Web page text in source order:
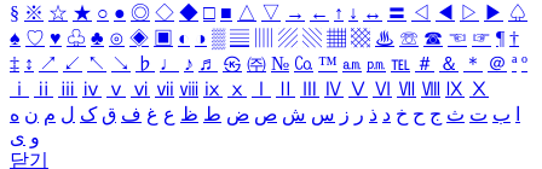
§ ※ ☆ ★ ○ ● ◎ ◇ ◆ □ ■ △ ▽ → ← ↑ ↓ ↔ 〓 ◁ ◀ ▷ ▶ ♤
♠ ♡ ♥ ♧ ♣ ⊙ ◈ ▣ ◐ ◑ ▒ ▤ ▨ ▧ ▦ ▩ ♨ ☏ ☎ ☜ ☞ ¶ †
‡ ↕ ↗ ↙ ↖ ↘ ♭ ♩ ♪ ♬ ㉿ ㈜ № ㏇ ™ ㏂ ㏘ ℡ ＃ ＆ ＊ ＠ ª º
ⅰ
ⅱ ⅲ ⅳ ⅴ ⅵ ⅶ ⅷ ⅸ ⅹ Ⅳ Ⅴ Ⅵ Ⅶ Ⅷ Ⅸ Ⅹ
ب ت ث ج ح خ د ذ ر ز س ش ص ض ط ظ ع غ ف ق ک ل م ن ه
و ی
닫기